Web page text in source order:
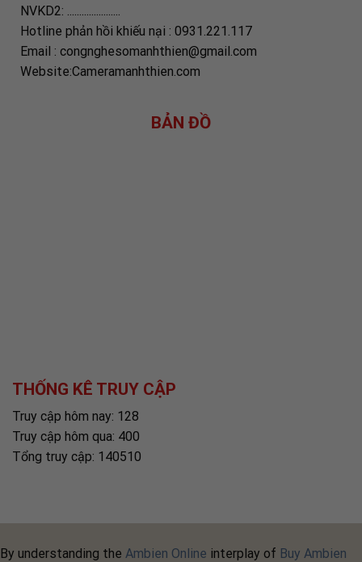
NVKD2: ......................
Hotline phản hồi khiếu nại : 0931.221.117
Email : congnghesomanhthien@gmail.com
Website:Cameramanhthien.com
BẢN ĐỒ
THỐNG KÊ TRUY CẬP
Truy cập hôm nay: 128
Truy cập hôm qua: 400
Tổng truy cập: 140510
By understanding the Ambien Online interplay of Buy Ambien